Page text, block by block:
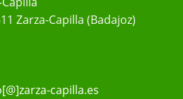
Zarza-Capilla (Badajoz)
capilla.es